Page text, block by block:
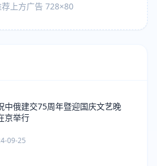
上方广告 728×80
中俄建交75周年暨迎国庆文艺晚
京举行
09-25